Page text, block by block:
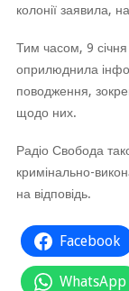
колонії заявила,
Тим часом, 9 січня
оприлюднила
поводження,
щодо них.
Радіо Свобода
кримінально-
на відповідь.
Facebook
WhatsApp